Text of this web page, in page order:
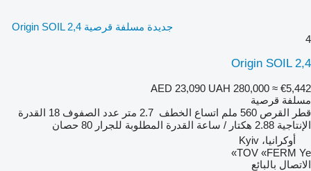
جديدة مسلفة قرصية Origin SOIL 2,4
4
Origin SOIL 2,4
AED 23,090 UAH 280,000 ≈ €5,442
مسلفة قرصية
قطر القرص 560 ملم اتساع الخطف 2.7 متر عدد الصفوف 18 القدرة
الإنتاجية 2.88 هكتار / ساعة القدرة المطلوبة للجرار 80 حصان
أوكرانيا، Kyiv
TOV «FERM Ye»
الاتصال بالبائع